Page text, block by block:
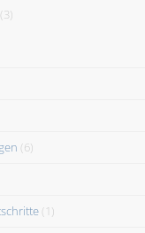
(3)
(6)
(1)